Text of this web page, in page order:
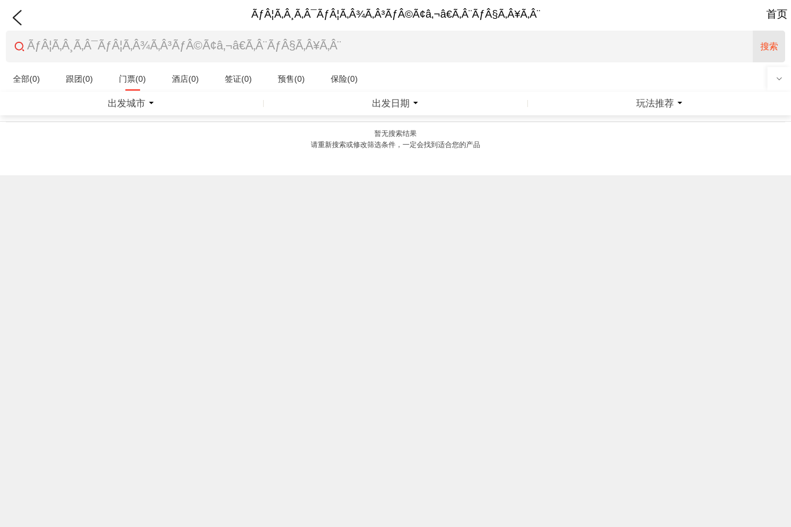
ÃƒÂ¦Ã‚Â¸Ã‚Â¯ÃƒÂ¦Ã‚Â¾Ã‚Â³ÃƒÂ©Ã¢â‚¬â€Ã‚Â¨ÃƒÂ§Ã‚Â¥Ã‚Â¨ 首页
搜索
全部(0) 跟团(0) 门票(0) 酒店(0) 签证(0) 预售(0) 保险(0)
出发城市 出发日期 玩法推荐
暂无搜索结果
请重新搜索或修改筛选条件，一定会找到适合您的产品